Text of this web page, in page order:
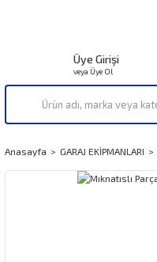
Üye Girişi
veya Üye Ol
Anasayfa GARAJ EKİPMANLARI